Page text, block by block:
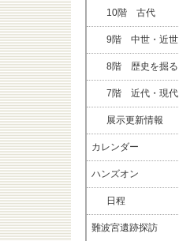
10階 古代
9階 中世・近世
8階 歴史を掘る
7階 近代・現代
展示更新情報
カレンダー
ハンズオン
日程
難波宮遺跡探訪